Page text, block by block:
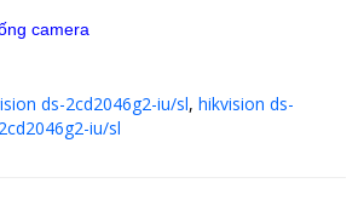
camera
ds-2cd2046g2-iu/sl, hikvision ds-
iu/sl